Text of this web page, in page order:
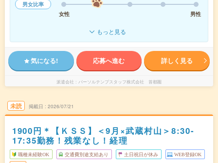
男女比率
女性
男性
もっと見る
気になる! 応募へ進む 詳しく見る
派遣会社 パーソルテンプスタッフ株式会社 首都圏
未読 掲載日 2026/07/21
1900円＊【ＫＳＳ】＜9月×武蔵村山＞8:30-
17:35勤務！残業なし！経理
職種未経験OK 交通費別途支給あり 土日祝日が休み WEB登録OK